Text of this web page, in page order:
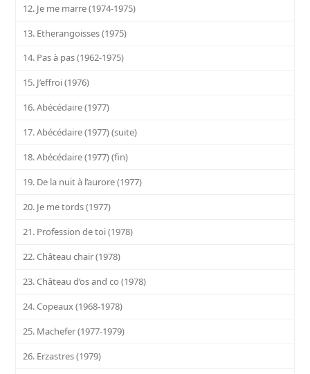
12. Je me marre (1974-1975)
13. Etherangoisses (1975)
14. Pas à pas (1962-1975)
15. J’effroi (1976)
16. Abécédaire (1977)
17. Abécédaire (1977) (suite)
18. Abécédaire (1977) (fin)
19. De la nuit à l’aurore (1977)
20. Je me tords (1977)
21. Profession de toi (1978)
22. Château chair (1978)
23. Château d’os and co (1978)
24. Copeaux (1968-1978)
25. Machefer (1977-1979)
26. Erzastres (1979)